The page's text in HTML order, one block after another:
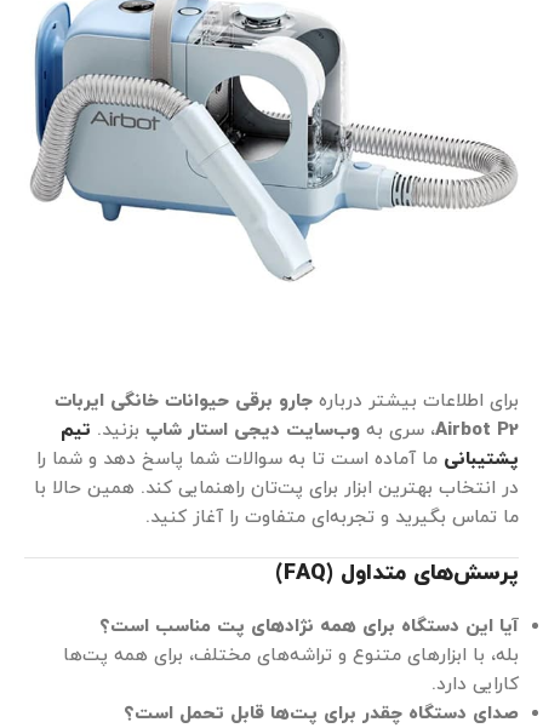
برای اطلاعات بیشتر درباره جارو برقی حیوانات خانگی ایربات
Airbot P2، سری به وب‌سایت دیجی استار شاپ بزنید. تیم
پشتیبانی ما آماده است تا به سوالات شما پاسخ دهد و شما را
در انتخاب بهترین ابزار برای پت‌تان راهنمایی کند. همین حالا با
ما تماس بگیرید و تجربه‌ای متفاوت را آغاز کنید.
پرسش‌های متداول (FAQ )
آیا این دستگاه برای همه نژادهای پت مناسب است؟
بله، با ابزارهای متنوع و تراشه‌های مختلف، برای همه پت‌ها
کارایی دارد.
صدای دستگاه چقدر برای پت‌ها قابل تحمل است؟